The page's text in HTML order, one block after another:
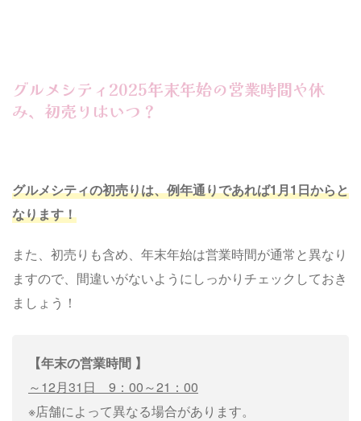
グルメシティ2025年末年始の営業時間や休
み、初売りはいつ？
グルメシティの初売りは、例年通りであれば1月1日からと
なります！
また、初売りも含め、年末年始は営業時間が通常と異なり
ますので、間違いがないようにしっかりチェックしておき
ましょう！
【年末の営業時間 】
～12月31日 9：00～21：00
※店舗によって異なる場合があります。